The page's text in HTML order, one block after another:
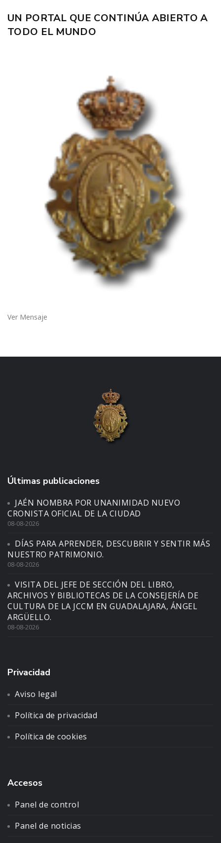
UN PORTAL QUE CONTINÚA ABIERTO A
TODO EL MUNDO
Ver Mensaje
Últimas publicaciones
JAÉN NOMBRA POR UNANIMIDAD NUEVO
CRONISTA OFICIAL DE LA CIUDAD
08-08-2026
DÍAS PARA APRENDER, DESCUBRIR Y SENTIR MÁS
NUESTRO PATRIMONIO.
08-08-2026
VISITA DEL JEFE DE SECCIÓN DEL LIBRO,
ARCHIVOS Y BIBLIOTECAS DE LA CONSEJERÍA DE
CULTURA DE LA JCCM EN GUADALAJARA, ÁNGEL
ARGÜELLO.
08-08-2026
Privacidad
Aviso legal
Política de privacidad
Política de cookies
Accesos
Panel de control
Panel de noticias